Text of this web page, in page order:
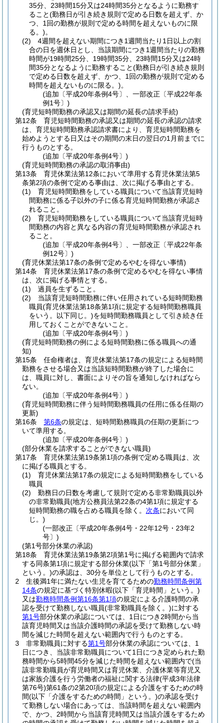
35分、23時間15分又は24時間35分となるように勤務す
ること(勤務日が引き続き規則で定める日数を超えず、か
つ、1回の勤務が規則で定める時間を超えないものに限
る。)。
(2)
4週間を超えない期間につき1週間当たり1日以上の割
合の日を週休日とし、当該期間につき1週間当たりの勤務
時間が19時間25分、19時間35分、23時間15分又は24時
間35分となるように勤務すること(勤務日が引き続き規則
で定める日数を超えず、かつ、1回の勤務が規則で定める
時間を超えないものに限る。)。
(追加〔平成20年条例4号〕、一部改正〔平成22年条
例1号〕)
(育児短時間勤務の承認又は期間の延長の請求手続)
第12条
育児短時間勤務の承認又は期間の延長の承認の請求
は、育児短時間勤務承認請求書により、育児短時間勤務を
始めようとする日又はその期間の末日の翌日の1月前までに
行うものとする。
(追加〔平成20年条例4号〕)
(育児短時間勤務の承認の取消事由)
第13条
育児休業法第12条において準用する育児休業法第5
条第2項の条例で定める事由は、次に掲げる事由とする。
(1)
育児短時間勤務をしている職員について当該育児短時
間勤務に係る子以外の子に係る育児短時間勤務が承認さ
れること。
(2)
育児短時間勤務をしている職員について当該育児短時
間勤務の内容と異なる内容の育児短時間勤務が承認され
ること。
(追加〔平成20年条例4号〕、一部改正〔平成22年条
例12号〕)
(育児休業法第17条の条例で定めるやむを得ない事情)
第14条
育児休業法第17条の条例で定めるやむを得ない事情
は、次に掲げる事情とする。
(1)
過員を生ずること。
(2)
当該育児短時間勤務に伴い任用されている短時間勤務
職員(育児休業法第18条第1項に規定する短時間勤務職員
をいう。以下同じ。)を短時間勤務職員として引き続き任
用しておくことができないこと。
(追加〔平成20年条例4号〕)
(育児短時間勤務の例による短時間勤務に係る職員への通
知)
第15条
任命権者は、育児休業法第17条の規定による短時間
勤務をさせる場合又は当該短時間勤務が終了した場合に
は、職員に対し、書面によりその旨を通知しなければなら
ない。
(追加〔平成20年条例4号〕)
(育児短時間勤務に伴う短時間勤務職員の任用に係る任期の
更新)
第16条
第6条の規定は、短時間勤務職員の任期の更新につ
いて準用する。
(追加〔平成20年条例4号〕)
(部分休業を請求することができない職員)
第17条
育児休業法第19条第1項の条例で定める職員は、次
に掲げる職員とする。
(1)
育児休業法第17条の規定による短時間勤務をしている
職員
(2)
勤務日の日数を考慮して規則で定める非常勤職員以外
の非常勤職員(地方公務員法第22条の4第1項に規定する
短時間勤務の職を占める職員を除く。 次条において同
じ。)
(一部改正〔平成20年条例4号・22年12号・23年2
号〕)
(第1号部分休業の承認)
第18条
育児休業法第19条第2項第1号に掲げる範囲内で請求
する同条第1項に規定する部分休業(以下「第1号部分休業」
という。)の承認は、30分を単位として行うものとする。
2
生後満1年に満たない生児を育てるための勤務時間条例第
14条の規定に基づく特別休暇(以下「育児時間」という。)
又は勤務時間条例第16条第1項の規定による介護時間の承
認を受けて勤務しない職員(非常勤職員を除く。)に対する
第1号部分休業の承認については、1日につき2時間から当
該育児時間又は当該介護時間の承認を受けて勤務しない時
間を減じた時間を超えない範囲内で行うものとする。
3
非常勤職員に対する第1号部分休業の承認については、1
日につき、当該非常勤職員について1日につき定められた勤
務時間から5時間45分を減じた時間を超えない範囲内で(当
該非常勤職員が育児時間又は育児休業、介護休業等育児又
は家族介護を行う労働者の福祉に関する法律(平成3年法律
第76号)第61条の2第20項の規定による介護をするための時
間(以下「介護をするための時間」という。)の承認を受け
て勤務しない場合にあっては、当該時間を超えない範囲内
で、かつ、2時間から当該育児時間又は当該介護をするため